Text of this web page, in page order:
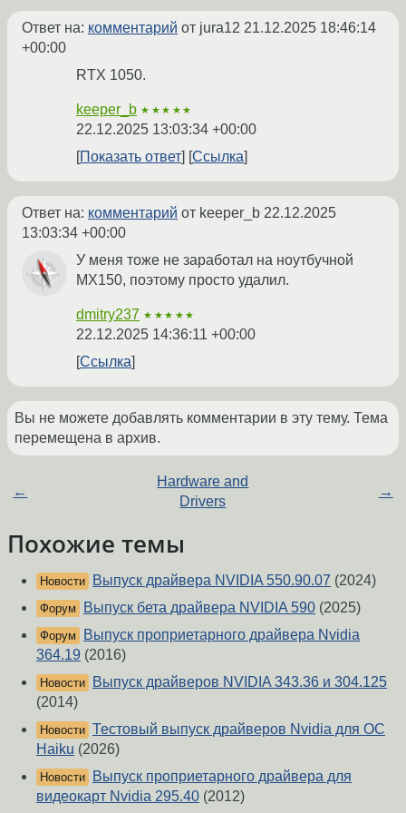
Ответ на: комментарий от jura12 21.12.2025 18:46:14
+00:00
RTX 1050.
keeper_b ★★★★★
22.12.2025 13:03:34 +00:00
Показать ответ
Ссылка
Ответ на: комментарий от keeper_b 22.12.2025
13:03:34 +00:00
У меня тоже не заработал на ноутбучной
MX150, поэтому просто удалил.
dmitry237 ★★★★★
22.12.2025 14:36:11 +00:00
Ссылка
Вы не можете добавлять комментарии в эту тему. Тема
перемещена в архив.
←
Hardware and
Drivers
→
Похожие темы
Новости Выпуск драйвера NVIDIA 550.90.07 (2024)
Форум Выпуск бета драйвера NVIDIA 590 (2025)
Форум
Выпуск проприетарного драйвера Nvidia
364.19 (2016)
Новости
Выпуск драйверов NVIDIA 343.36 и 304.125
(2014)
Новости Тестовый выпуск драйверов Nvidia для ОС
Haiku (2026)
Новости
Выпуск проприетарного драйвера для
видеокарт Nvidia 295.40 (2012)